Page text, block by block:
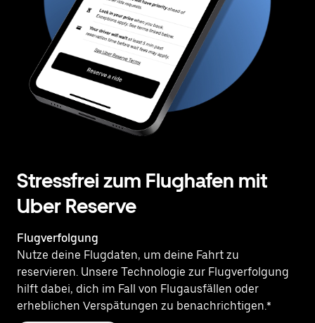
Stressfrei zum Flughafen mit
Uber Reserve
Flugverfolgung
Nutze deine Flugdaten, um deine Fahrt zu
reservieren. Unsere Technologie zur Flugverfolgung
hilft dabei, dich im Fall von Flugausfällen oder
erheblichen Verspätungen zu benachrichtigen.*